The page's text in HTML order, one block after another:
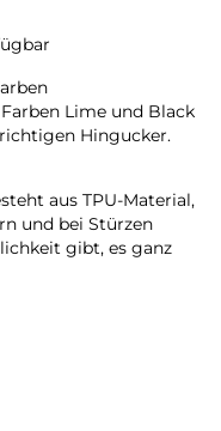
Lime und Black
Hingucker.
aus TPU-Material,
und bei Stürzen
gibt, es ganz
hast du deine Karte
herausholen zu